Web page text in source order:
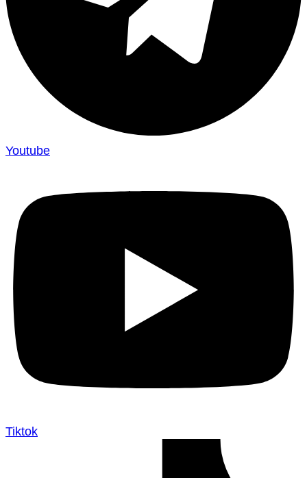
Youtube
Tiktok